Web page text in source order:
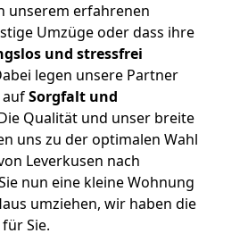
unserem erfahrenen
Umzüge oder dass ihre
und stressfrei
legen unsere Partner
aufSorgfalt und
Qualität und unser breite
uns zu der optimalen Wahl
Leverkusen nach
nun eine kleine Wohnung
umziehen, wir haben die
Sie.